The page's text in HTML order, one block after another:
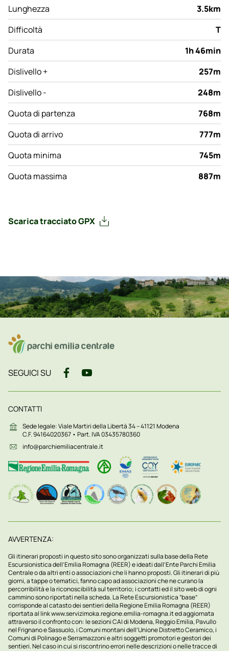
Lunghezza
3.5km
Difficoltà
T
Durata
1h 46min
Dislivello +
257m
Dislivello -
248m
Quota di partenza
768m
Quota di arrivo
777m
Quota minima
745m
Quota massima
887m
Scarica tracciato GPX
SEGUICI SU
CONTATTI
Sede legale: Viale Martiri della Libertà 34 – 41121 Modena
C.F. 94164020367 • Part. IVA 03435780360
info@parchiemiliacentrale.it
AVVERTENZA:
Gli itinerari proposti in questo sito sono organizzati sulla base della Rete
Escursionistica dell’Emilia Romagna (REER) e ideati dall’Ente Parchi Emilia
Centrale o da altri enti o associazioni che li hanno proposti. Gli itinerari di più
giorni, a tappe o tematici, fanno capo ad associazioni che ne curano la
percorribilità e la riconoscibilità sul territorio; i contatti ed il sito web di ogni
cammino sono riportati nella scheda. La Rete Escursionistica “base”
corrisponde al catasto dei sentieri della Regione Emilia Romagna (REER)
riportata al linkwww.servizimoka.regione.emilia-romagna.ited aggiornata
attraverso il confronto con: le sezioni CAI di Modena, Reggio Emilia, Pavullo
nel Frignano e Sassuolo, i Comuni montani dell’Unione Distretto Ceramico, i
Comuni di Polinago e Serramazzoni e altri soggetti promotori e gestori dei
sentieri. Nel caso in cui si riscontrino errori nelle descrizioni o nelle tracce di